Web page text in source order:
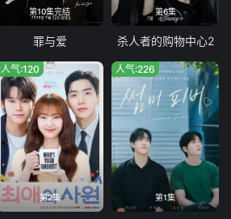
第10集完结
罪与爱
第6集
杀人者的购物中心2
第2集
人气:120
第1集
人气:226